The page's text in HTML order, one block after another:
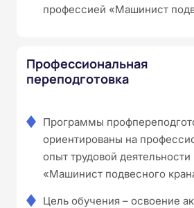
профессией «Машинист
Профессиональная
переподготовка
Программы
ориентированы на
опыт трудовой
«Машинист подвесного
Цель обучения – освоение